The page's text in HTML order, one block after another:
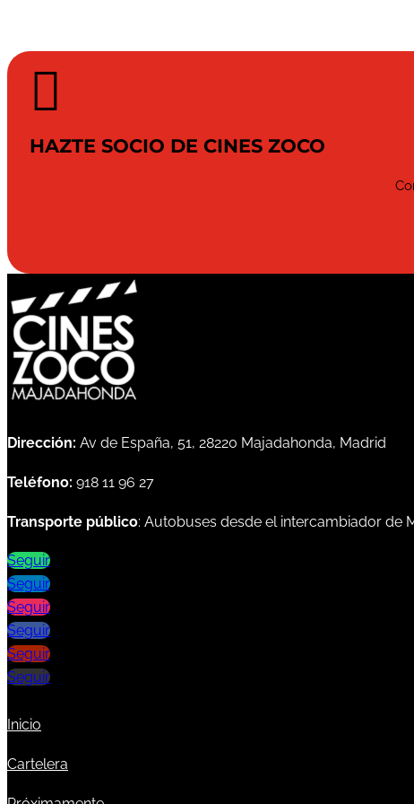

HAZTE SOCIO DE CINES ZOCO
Dirección: Av de España, 51, 28220 Majadahonda, Madrid
Teléfono: 918 11 96 27
Transporte público: Autobuses desde el intercambiador de
Seguir
Seguir
Seguir
Seguir
Seguir
Seguir
Inicio
Cartelera